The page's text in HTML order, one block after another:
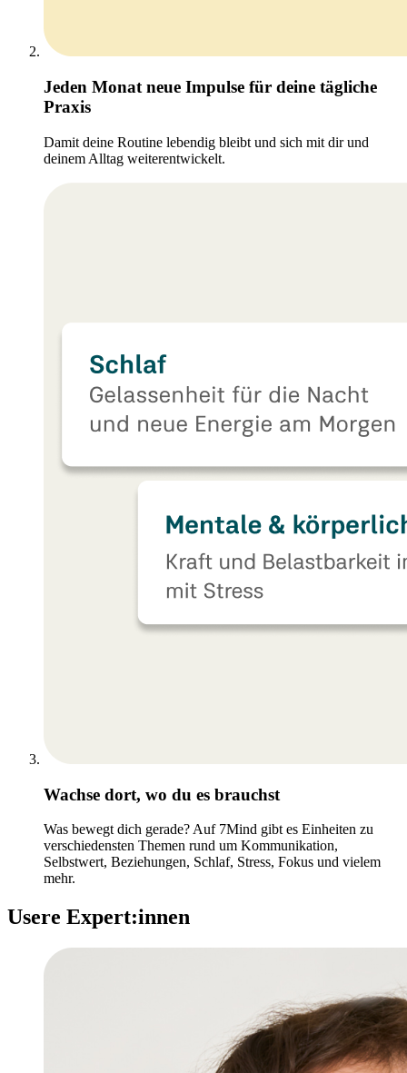
Jeden Monat neue Impulse für deine tägliche
Praxis
Damit deine Routine lebendig bleibt und sich mit dir und
deinem Alltag weiterentwickelt.
Wachse dort, wo du es brauchst
Was bewegt dich gerade? Auf 7Mind gibt es Einheiten zu
verschiedensten Themen rund um Kommunikation,
Selbstwert, Beziehungen, Schlaf, Stress, Fokus und vielem
mehr.
Usere Expert:innen